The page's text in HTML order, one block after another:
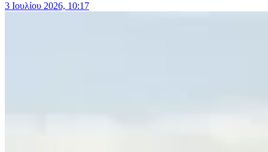
3 Ιουλίου 2026, 10:17